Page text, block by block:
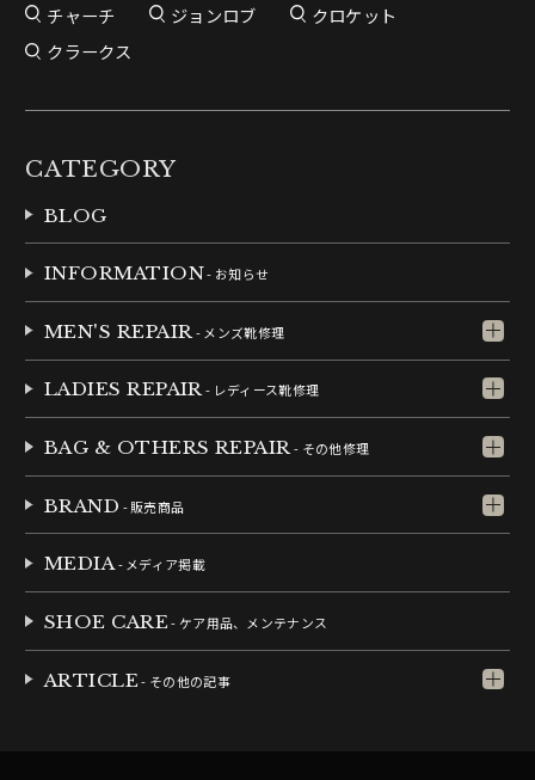
チャーチ
ジョンロブ
クロケット
クラークス
CATEGORY
BLOG
INFORMATION- お知らせ
MEN'S REPAIR - メンズ靴修理
LADIES REPAIR- レディース靴修理
BAG & OTHERS REPAIR- その他修理
BRAND - 販売商品
MEDIA- メディア掲載
SHOE CARE- ケア用品、メンテナンス
ARTICLE- その他の記事